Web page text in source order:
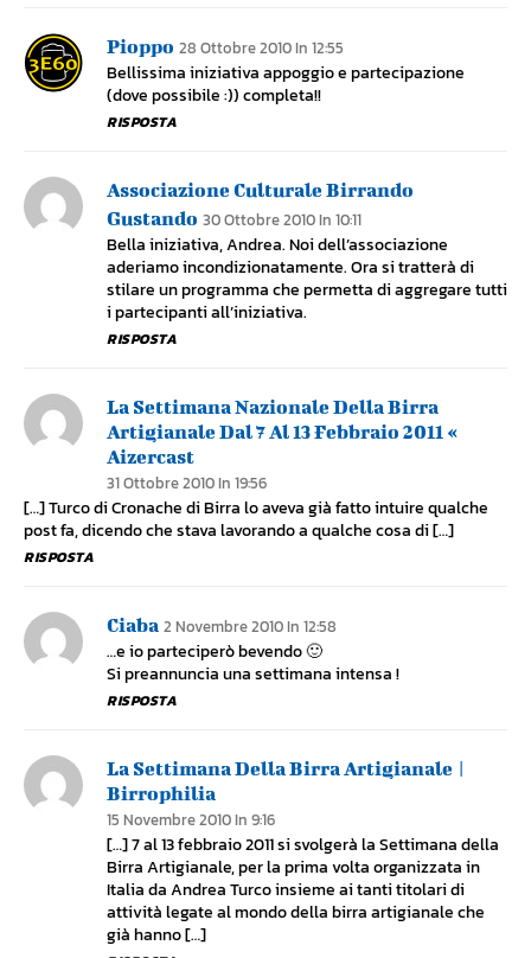
Pioppo 28 Ottobre 2010 In 12:55
Bellissima iniziativa appoggio e partecipazione
(dove possibile :)) completa!!
RISPOSTA
Associazione Culturale Birrando
Gustando 30 Ottobre 2010 In 10:11
Bella iniziativa, Andrea. Noi dell’associazione
aderiamo incondizionatamente. Ora si tratterà di
stilare un programma che permetta di aggregare tutti
i partecipanti all’iniziativa.
RISPOSTA
La Settimana Nazionale Della Birra
Artigianale Dal 7 Al 13 Febbraio 2011 «
Aizercast
31 Ottobre 2010 In 19:56
[…] Turco di Cronache di Birra lo aveva già fatto intuire qualche
post fa, dicendo che stava lavorando a qualche cosa di […]
RISPOSTA
Ciaba 2 Novembre 2010 In 12:58
…e io parteciperò bevendo 🙂
Si preannuncia una settimana intensa !
RISPOSTA
La Settimana Della Birra Artigianale |
Birrophilia
15 Novembre 2010 In 9:16
[…] 7 al 13 febbraio 2011 si svolgerà la Settimana della
Birra Artigianale, per la prima volta organizzata in
Italia da Andrea Turco insieme ai tanti titolari di
attività legate al mondo della birra artigianale che
già hanno […]